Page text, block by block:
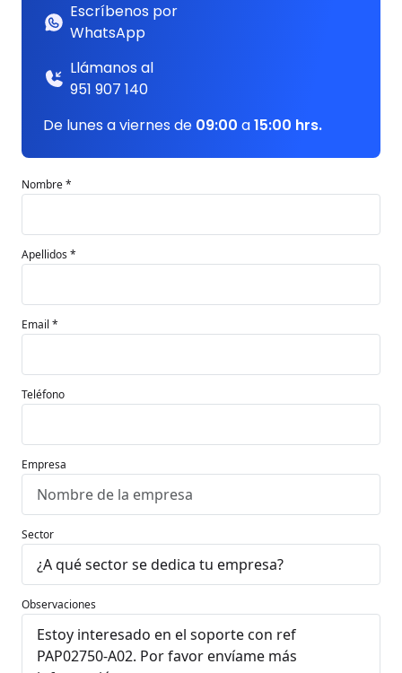
Escríbenos por
WhatsApp
Llámanos al
951 907 140
De lunes a viernes de 09:00 a15:00 hrs.
Nombre *
Apellidos *
Email *
Teléfono
Empresa
Sector
Observaciones